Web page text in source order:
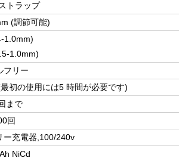
トラップ
(調節可能)
1.0mm)
1.0mm)
フリー
初の使用には5 時間が必要です)
まで
回
ー充電器,100/240v
NiCd